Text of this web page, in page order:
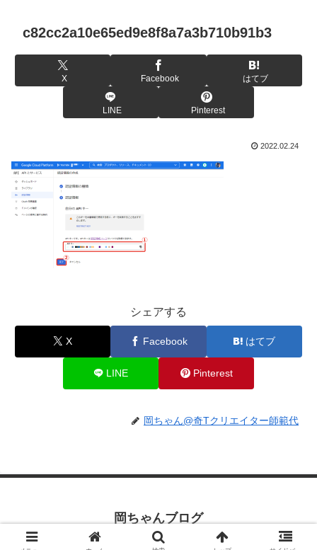
c82cc2a10e65ed9e8f8a7a3b710b91b3
X Facebook はてブ
LINE Pinterest
2022.02.24
シェアする
X Facebook はてブ
LINE Pinterest
岡ちゃん@奇Tクリエイター師範代
岡ちゃんブログ
© 2019 岡ちゃんブログ.